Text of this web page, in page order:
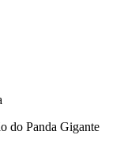
do Panda Gigante